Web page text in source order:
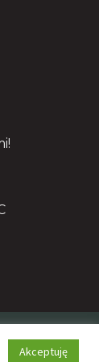
Akceptuję